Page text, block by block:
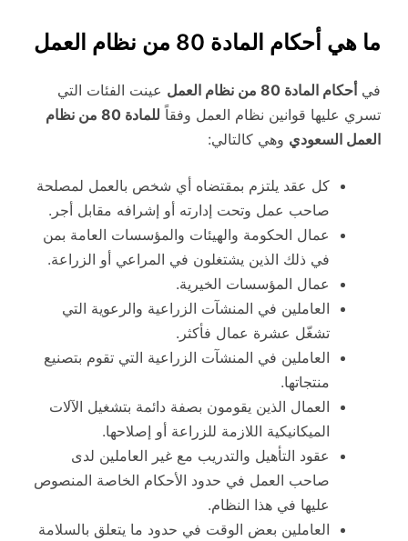
ما هي أحكام المادة 80 من نظام العمل
في أحكام المادة 80 من نظام العمل
عينت الفئات التي
تسري عليها قوانين نظام العمل وفقاً
للمادة 80 من نظام
العمل السعودي وهي كالتالي:
كل عقد يلتزم بمقتضاه أي شخص بالعمل لمصلحة
صاحب عمل وتحت إدارته أو إشرافه مقابل أجر.
عمال الحكومة والهيئات والمؤسسات العامة بمن
في ذلك الذين يشتغلون في المراعي أو الزراعة.
عمال المؤسسات الخيرية.
العاملين في المنشآت الزراعية والرعوية التي
تشغّل عشرة عمال فأكثر.
العاملين في المنشآت الزراعية التي تقوم بتصنيع
منتجاتها.
العمال الذين يقومون بصفة دائمة بتشغيل الآلات
الميكانيكية اللازمة للزراعة أو إصلاحها.
عقود التأهيل والتدريب مع غير العاملين لدى
صاحب العمل في حدود الأحكام الخاصة المنصوص
عليها في هذا النظام.
العاملين بعض الوقت في حدود ما يتعلق بالسلامة